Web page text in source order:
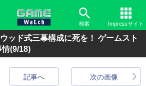
検索 Impressサイト
ッド式三幕構成に死を！ ゲームスト
情(9/18)
次の画像
記事へ